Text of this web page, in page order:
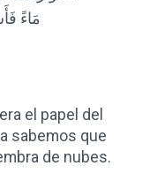
مَاءً
el papel del
sabemos que
de nubes.